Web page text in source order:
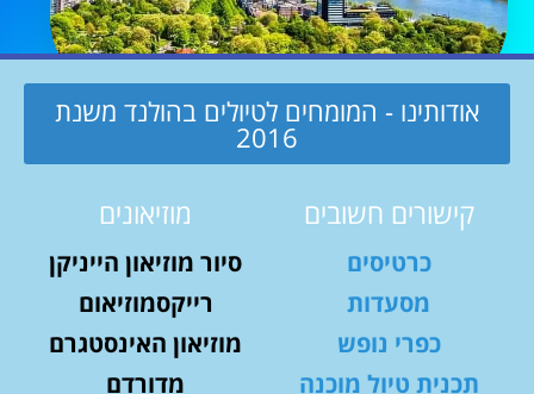
אודותינו - המומחים לטיולים בהולנד משנת
2016
קישורים חשובים
כרטיסים
מסעדות
כפרי נופש
תכנית טיול מוכנה
מוזיאונים
סיור מוזיאון הייניקן
רייקסמוזיאום
מוזיאון האינסטגרם
מדורדם